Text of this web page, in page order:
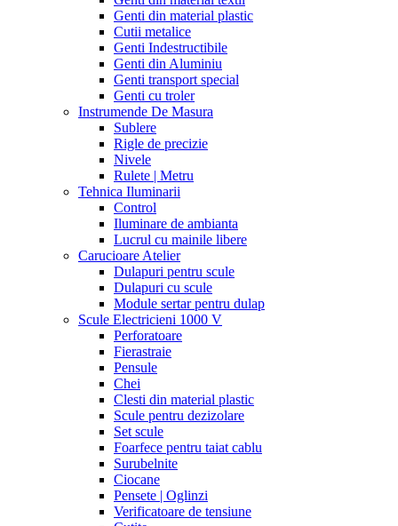
Genti din material plastic
Cutii metalice
Genti Indestructibile
Genti din Aluminiu
Genti transport special
Genti cu troler
Instrumende De Masura
Sublere
Rigle de precizie
Nivele
Rulete | Metru
Tehnica Iluminarii
Control
Iluminare de ambianta
Lucrul cu mainile libere
Carucioare Atelier
Dulapuri pentru scule
Dulapuri cu scule
Module sertar pentru dulap
Scule Electricieni 1000 V
Perforatoare
Fierastraie
Pensule
Chei
Clesti din material plastic
Scule pentru dezizolare
Set scule
Foarfece pentru taiat cablu
Surubelnite
Ciocane
Pensete | Oglinzi
Verificatoare de tensiune